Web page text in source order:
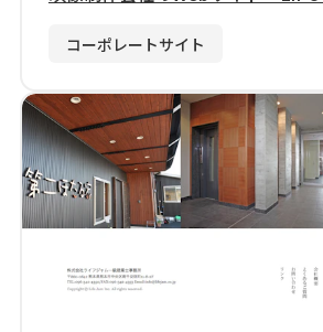
コーポレートサイト